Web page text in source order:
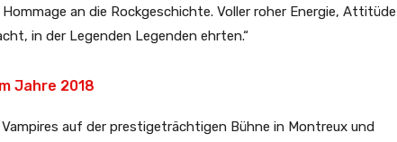
an die Rockgeschichte. Voller roher Energie, Attitüde
in der Legenden Legenden ehrten.“
Jahre 2018
auf der prestigeträchtigen Bühne in Montreux und